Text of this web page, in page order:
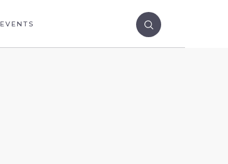
EVENTS